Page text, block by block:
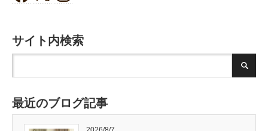
サイト内検索
最近のブログ記事